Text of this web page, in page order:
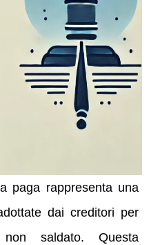
paga rappresenta una
dai creditori per
saldato. Questa